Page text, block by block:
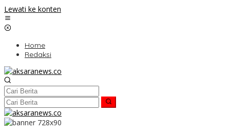
Lewati ke konten
Home
Redaksi